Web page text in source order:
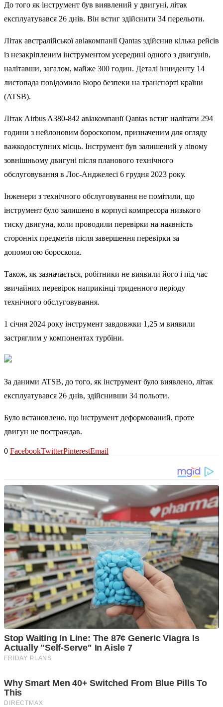
До того як інструмент був виявлений у двигуні, літак
експлуатувався 26 днів. Він встиг здійснити 34 перельоти.
Літак австралійської авіакомпанії Qantas здійснив кілька рейсів
із незакріпленим інструментом усередині одного з двигунів,
налітавши, загалом, майже 300 годин. Деталі інциденту 14
листопада повідомило Бюро безпеки на транспорті країни
(ATSB).
Літак Airbus A380-842 авіакомпанії Qantas встиг налітати 294
години з нейлоновим бороскопом, призначеним для огляду
важкодоступних місць. Інструмент був залишений у лівому
зовнішньому двигуні після планового технічного
обслуговування в Лос-Анджелесі 6 грудня 2023 року.
Інженери з технічного обслуговування не помітили, що
інструмент було залишено в корпусі компресора низького
тиску двигуна, коли проводили перевірки на наявність
сторонніх предметів після завершення перевірки за
допомогою бороскопа.
Також, як зазначається, робітники не виявили його і під час
звичайних перевірок наприкінці триденного періоду
технічного обслуговування.
1 січня 2024 року інструмент завдовжки 1,25 м виявили
застряглим у компонентах турбіни.
За даними ATSB, до того, як інструмент було виявлено, літак
експлуатувався 26 днів, здійснивши 34 польоти.
Було встановлено, що інструмент деформований, проте
двигун не постраждав.
0 FacebookTwitterPinterestEmail